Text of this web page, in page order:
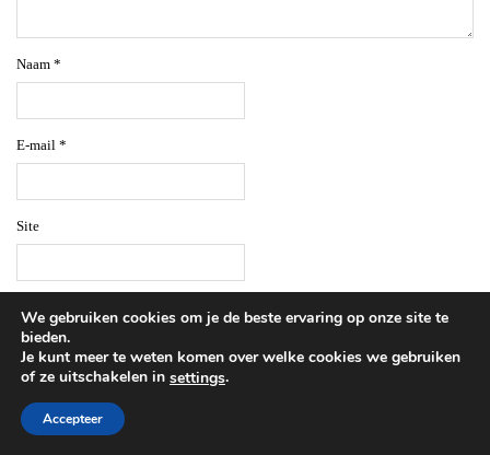
Naam *
E-mail *
Site
Welkom op Beautylab.nl
We gebruiken cookies om je de beste ervaring op onze site te
bieden.
Je kunt meer te weten komen over welke cookies we gebruiken
of ze uitschakelen in settings.
Accepteer